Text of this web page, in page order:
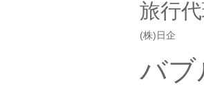
旅行
(株)日企
バ